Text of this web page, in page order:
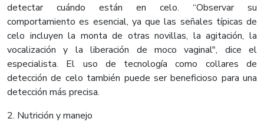
detectar cuándo están en celo. “Observar su
comportamiento es esencial, ya que las señales típicas de
celo incluyen la monta de otras novillas, la agitación, la
vocalización y la liberación de moco vaginal", dice el
especialista. El uso de tecnología como collares de
detección de celo también puede ser beneficioso para una
detección más precisa.
2. Nutrición y manejo